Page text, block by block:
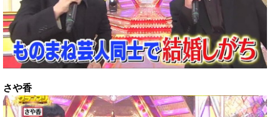
さや香